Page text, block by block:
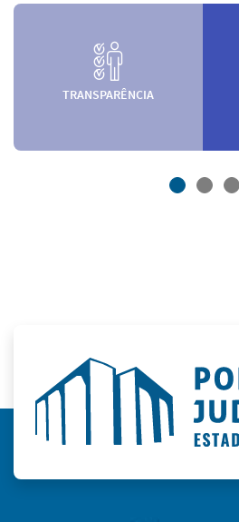
TRANSPARÊNCIA